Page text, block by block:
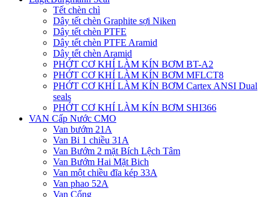
Tết chèn chì
Dây tết chèn Graphite sợi Niken
Dây tết chèn PTFE
Dây tết chèn PTFE Aramid
Dây tết chèn Aramid
PHỚT CƠ KHÍ LÀM KÍN BƠM BT-A2
PHỚT CƠ KHÍ LÀM KÍN BƠM MFLCT8
PHỚT CƠ KHÍ LÀM KÍN BƠM Cartex ANSI Dual
seals
PHỚT CƠ KHÍ LÀM KÍN BƠM SHI366
VAN Cấp Nước CMO
Van bướm 21A
Van Bi 1 chiều 31A
Van Bướm 2 mặt Bích Lệch Tâm
Van Bướm Hai Mặt Bich
Van một chiều đĩa kép 33A
Van phao 52A
Van Cổng